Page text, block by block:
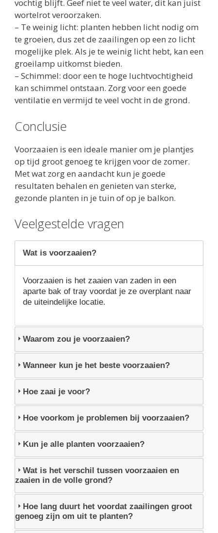
vochtig blijft. Geef niet te veel water, dit kan juist
wortelrot veroorzaken.
– Te weinig licht: planten hebben licht nodig om
te groeien, dus zet de zaailingen op een zo licht
mogelijke plek. Als je te weinig licht hebt, kan een
groeilamp uitkomst bieden.
– Schimmel: door een te hoge luchtvochtigheid
kan schimmel ontstaan. Zorg voor een goede
ventilatie en vermijd te veel vocht in de grond.
Conclusie
Voorzaaien is een ideale manier om je plantjes
op tijd groot genoeg te krijgen voor de zomer.
Met wat zorg en aandacht kun je goede
resultaten behalen en genieten van sterke,
gezonde planten in je tuin of op je balkon.
Veelgestelde vragen
Wat is voorzaaien?
Voorzaaien is het zaaien van zaden in een
aparte bak of tray voordat je ze overplant naar
de uiteindelijke locatie.
Waarom zou je voorzaaien?
Wanneer kun je het beste voorzaaien?
Hoe zaai je voor?
Hoe voorkom je problemen bij voorzaaien?
Kun je alle planten voorzaaien?
Wat is het verschil tussen voorzaaien en
zaaien in de volle grond?
Hoe lang duurt het voordat zaailingen groot
genoeg zijn om uit te planten?